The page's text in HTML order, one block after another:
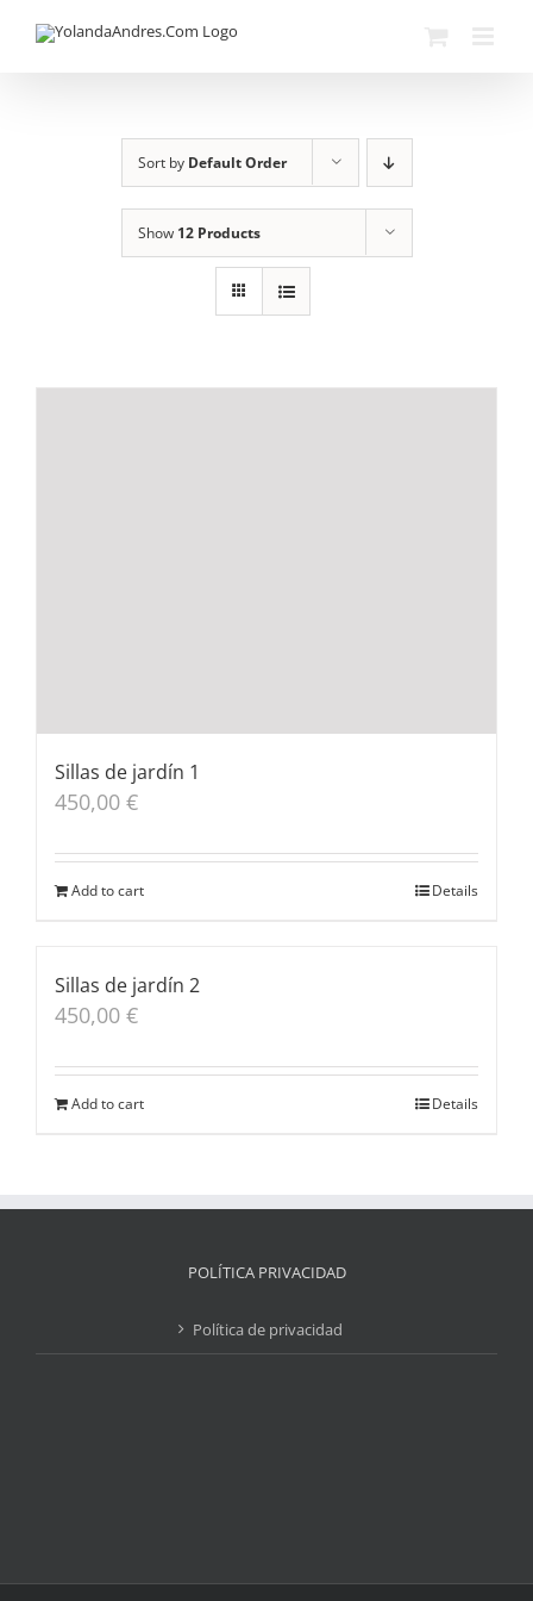
Sort by Default Order
Show 12 Products
Sillas de jardín 1
450,00 €
Add to cart Details
Sillas de jardín 2
450,00 €
Add to cart Details
POLÍTICA PRIVACIDAD
Política de privacidad